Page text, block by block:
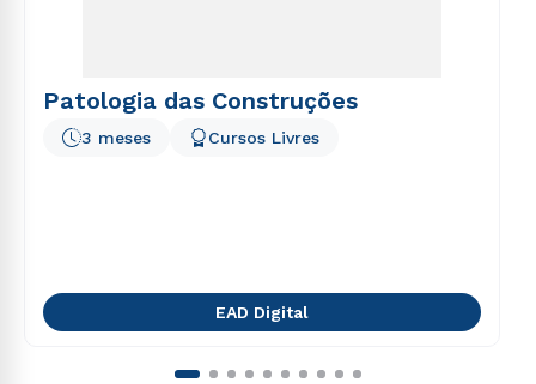
Patologia das Construções
3 meses Cursos Livres
EAD Digital